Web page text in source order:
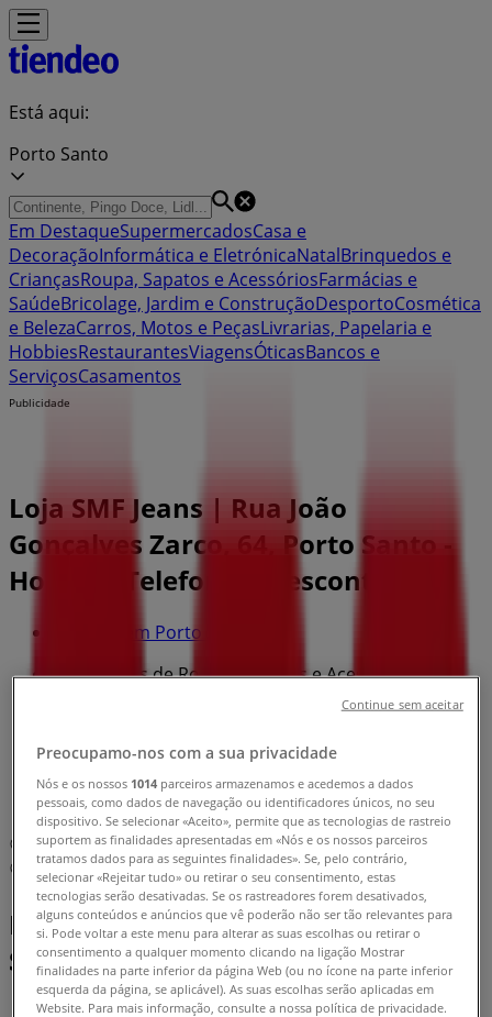
Está aqui:
Porto Santo
Em DestaqueSupermercadosCasa e
DecoraçãoInformática e EletrónicaNatalBrinquedos e
CriançasRoupa, Sapatos e AcessóriosFarmácias e
SaúdeBricolage, Jardim e ConstruçãoDesportoCosmética
e BelezaCarros, Motos e PeçasLivrarias, Papelaria e
HobbiesRestaurantesViagensÓticasBancos e
ServiçosCasamentos
Publicidade
Loja SMF Jeans | Rua João
Gonçalves Zarco, 64, Porto Santo -
Horário, Telefone e Descontos
Tiendeo em Porto Santo
Promoções de Roupa, Sapatos e Acessórios em
SMF Jeans em Porto Santo»
SMF Jeans | Rua João Gonçalves Zarco, 64
Mapa
Mapa
Promoções de SMF Jeans em Porto
Santo
Preocupamo-nos com a sua privacidade
Nós e os nossos 1014 parceiros armazenamos e acedemos a dados
pessoais, como dados de navegação ou identificadores únicos, no seu
dispositivo. Se selecionar «Aceito», permite que as tecnologias de rastreio
suportem as finalidades apresentadas em «Nós e os nossos parceiros
tratamos dados para as seguintes finalidades». Se, pelo contrário,
selecionar «Rejeitar tudo» ou retirar o seu consentimento, estas
tecnologias serão desativadas. Se os rastreadores forem desativados,
alguns conteúdos e anúncios que vê poderão não ser tão relevantes para
si. Pode voltar a este menu para alterar as suas escolhas ou retirar o
consentimento a qualquer momento clicando na ligação Mostrar
finalidades na parte inferior da página Web (ou no ícone na parte inferior
esquerda da página, se aplicável). As suas escolhas serão aplicadas em
Website. Para mais informação, consulte a nossa política de privacidade.
Continue sem aceitar